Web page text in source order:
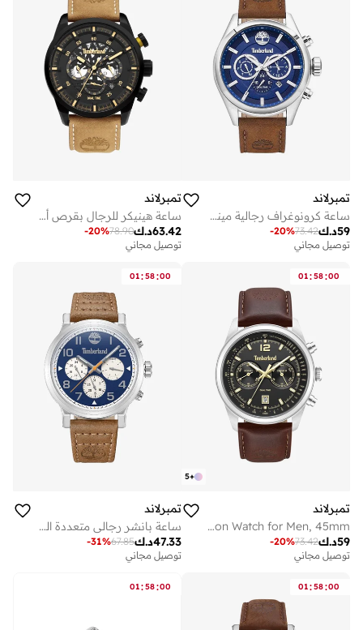
تمبرلاند
ساعة كرونوغراف رجالية مينا زرقاء بحزام جلد بني مقاس مم من أشمونت
د.ك59
73.42
-20%
توصيل مجاني
تمبرلاند
ساعة هينيكر للرجال بقرص أسود وسوار جلد بني
د.ك63.42
78.90
-20%
توصيل مجاني
01:58:00
+
5
تمبرلاند
Northbridge Black Dial Leather Strap Multifunction Watch for Men, 45mm
د.ك59
73.42
-20%
توصيل مجاني
01:58:00
تمبرلاند
ساعة بانشر رجالي متعددة الوظائف بقرص كحلي وحزام جلد بني 46 مم
د.ك47.33
67.85
-31%
توصيل مجاني
01:58:00
01:58:00